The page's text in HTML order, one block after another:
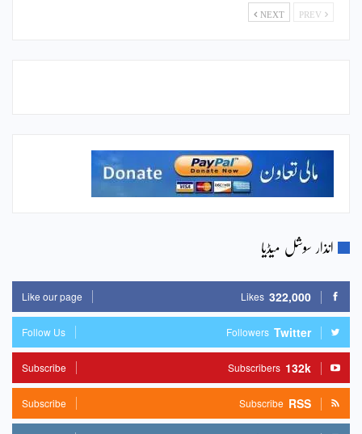
NEXT
انذار سوشل میڈیا
322,000
Likes
Like our page
Twitter
Followers
Follow Us
132k
Subscribers
Subscribe
RSS
Subscribe
Subscribe